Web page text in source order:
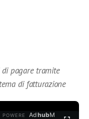
pagare tramite
di fatturazione
POWERE
AdhubM